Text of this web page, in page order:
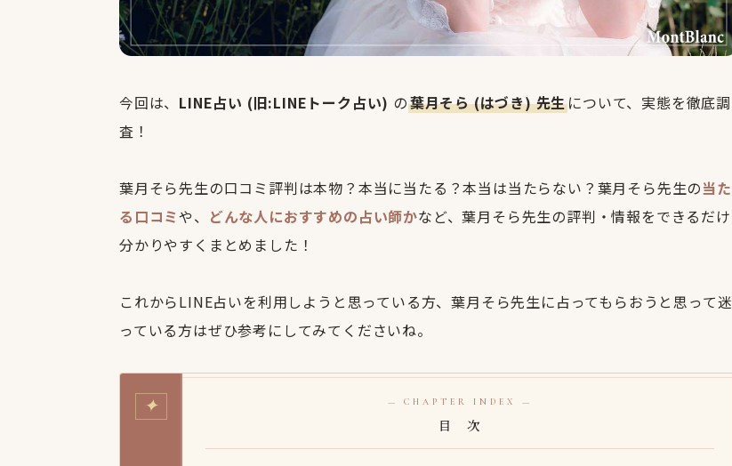
今回は、 LINE占い (旧:LINEトーク占い) の葉月そら (はづき) 先生について、実態を徹底調
査！
葉月そら先生の口コミ評判は本物？本当に当たる？本当は当たらない？葉月そら先生の当た
る口コミや、 どんな人におすすめの占い師かなど、葉月そら先生の評判・情報をできるだけ
分かりやすくまとめました！
これからLINE占いを利用しようと思っている方、葉月そら先生に占ってもらおうと思って迷
っている方はぜひ参考にしてみてくださいね。
✦ — CHAPTER INDEX —
目 次